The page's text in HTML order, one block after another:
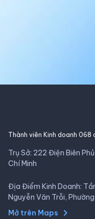
Thành viên Kinh doanh 068
Trụ Sở: 222 Điện Biên
Chí Minh
Địa Điểm Kinh Doanh:
Nguyễn Văn Trỗi,
Mở trên Maps